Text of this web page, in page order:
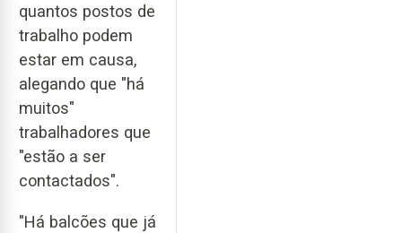
quantos postos de
trabalho podem
estar em causa,
alegando que "há
muitos"
trabalhadores que
"estão a ser
contactados".
"Há balcões que já